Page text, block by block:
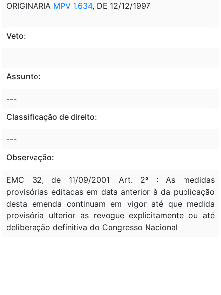
ORIGINARIA MPV 1.634, DE 12/12/1997
Veto:
Assunto:
---
Classificação de direito:
---
Observação:
EMC 32, de 11/09/2001, Art. 2º : As medidas
provisórias editadas em data anterior à da publicação
desta emenda continuam em vigor até que medida
provisória ulterior as revogue explicitamente ou até
deliberação definitiva do Congresso Nacional